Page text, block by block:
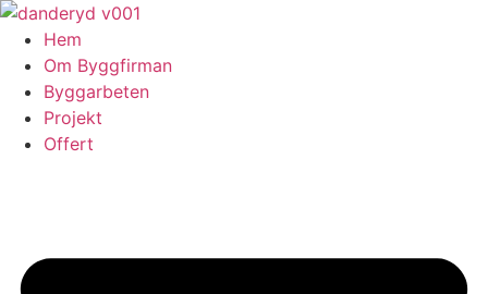
Skip
content
Hem
Om Byggfirman
Byggarbeten
Projekt
Offert